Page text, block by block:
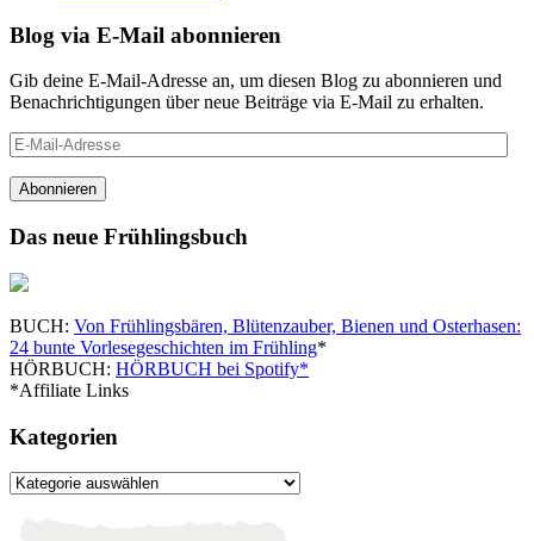
Blog via E-Mail abonnieren
Gib deine E-Mail-Adresse an, um diesen Blog zu abonnieren und
Benachrichtigungen über neue Beiträge via E-Mail zu erhalten.
E-
Mail-
Adresse
Abonnieren
Das neue Frühlingsbuch
BUCH: Von Frühlingsbären, Blütenzauber, Bienen und Osterhasen:
24 bunte Vorlesegeschichten im Frühling*
HÖRBUCH: HÖRBUCH bei Spotify*
*Affiliate Links
Kategorien
Kategorien